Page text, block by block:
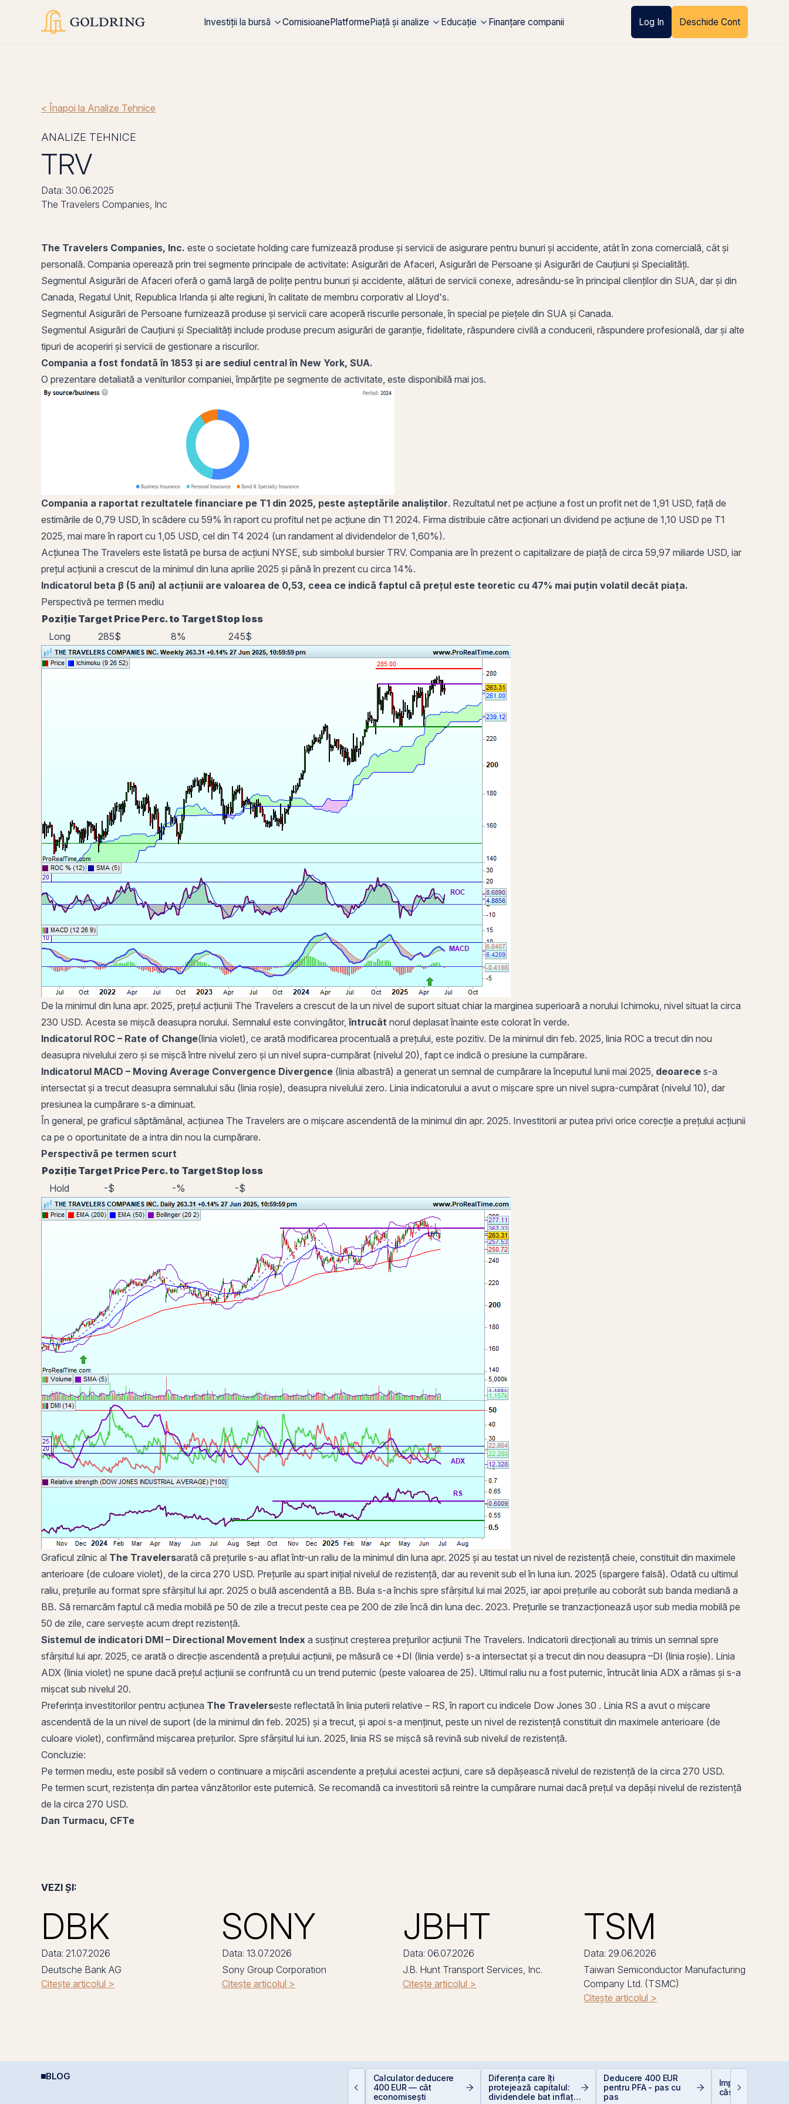
Investiții la bursă ComisioanePlatformePiață și analize Educație Finanțare companii Log In Deschide Cont
< Înapoi la Analize Tehnice
ANALIZE TEHNICE
TRV
Data: 30.06.2025
The Travelers Companies, Inc
The Travelers Companies, Inc. este o societate holding care furnizează produse și servicii de asigurare pentru bunuri și accidente, atât în zona comercială, cât și
personală. Compania operează prin trei segmente principale de activitate: Asigurări de Afaceri, Asigurări de Persoane și Asigurări de Cauțiuni și Specialități.
Segmentul Asigurări de Afaceri oferă o gamă largă de polițe pentru bunuri și accidente, alături de servicii conexe, adresându-se în principal clienților din SUA, dar și din
Canada, Regatul Unit, Republica Irlanda și alte regiuni, în calitate de membru corporativ al Lloyd's.
Segmentul Asigurări de Persoane furnizează produse și servicii care acoperă riscurile personale, în special pe piețele din SUA și Canada.
Segmentul Asigurări de Cauțiuni și Specialități include produse precum asigurări de garanție, fidelitate, răspundere civilă a conducerii, răspundere profesională, dar și alte
tipuri de acoperiri și servicii de gestionare a riscurilor.
Compania a fost fondată în 1853 și are sediul central în New York, SUA.
O prezentare detaliată a veniturilor companiei, împărțite pe segmente de activitate, este disponibilă mai jos.
Compania a raportat rezultatele financiare pe T1 din 2025, peste așteptările analiștilor. Rezultatul net pe acțiune a fost un profit net de 1,91 USD, față de
estimările de 0,79 USD, în scădere cu 59% în raport cu profitul net pe acțiune din T1 2024. Firma distribuie către acționari un dividend pe acțiune de 1,10 USD pe T1
2025, mai mare în raport cu 1,05 USD, cel din T4 2024 (un randament al dividendelor de 1,60%).
Acțiunea The Travelers este listată pe bursa de acțiuni NYSE, sub simbolul bursier TRV. Compania are în prezent o capitalizare de piață de circa 59,97 miliarde USD, iar
prețul acțiunii a crescut de la minimul din luna aprilie 2025 și până în prezent cu circa 14%.
Indicatorul beta β (5 ani) al acțiunii are valoarea de 0,53, ceea ce indică faptul că prețul este teoretic cu 47% mai puțin volatil decât piața.
Perspectivă pe termen mediu
Poziție Target Price Perc. to TargetStop loss
Long
285$ 8% 245$
De la minimul din luna apr. 2025, prețul acțiunii The Travelers a crescut de la un nivel de suport situat chiar la marginea superioară a norului Ichimoku, nivel situat la circa
230 USD. Acesta se mișcă deasupra norului. Semnalul este convingător,întrucât norul deplasat înainte este colorat în verde.
Indicatorul ROC – Rate of Change(linia violet), ce arată modificarea procentuală a prețului, este pozitiv. De la minimul din feb. 2025, linia ROC a trecut din nou
deasupra nivelului zero și se mișcă între nivelul zero și un nivel supra-cumpărat (nivelul 20), fapt ce indică o presiune la cumpărare.
Indicatorul MACD – Moving Average Convergence Divergence (linia albastră) a generat un semnal de cumpărare la începutul lunii mai 2025, deoarece s-a
intersectat și a trecut deasupra semnalului său (linia roșie), deasupra nivelului zero. Linia indicatorului a avut o mișcare spre un nivel supra-cumpărat (nivelul 10), dar
presiunea la cumpărare s-a diminuat.
În general, pe graficul săptămânal, acțiunea The Travelers are o mișcare ascendentă de la minimul din apr. 2025. Investitorii ar putea privi orice corecție a prețului acțiunii
ca pe o oportunitate de a intra din nou la cumpărare.
Perspectivă pe termen scurt
Poziție Target Price Perc. to TargetStop loss
Hold
-$ -% -$
Graficul zilnic al The Travelersarată că prețurile s-au aflat într-un raliu de la minimul din luna apr. 2025 și au testat un nivel de rezistență cheie, constituit din maximele
anterioare (de culoare violet), de la circa 270 USD. Prețurile au spart inițial nivelul de rezistență, dar au revenit sub elîn luna iun. 2025 (spargere falsă). Odată cu ultimul
raliu, prețurile au format spre sfârșitul lui apr. 2025 o bulă ascendentă a BB. Bula s-a închis spre sfârșitul lui mai 2025, iar apoi prețurile au coborât sub banda mediană a
BB. Să remarcăm faptul că media mobilă pe 50 de zile a trecut peste cea pe 200 de zile încă din luna dec. 2023. Prețurile se tranzacționează ușor sub media mobilă pe
50 de zile, care servește acum drept rezistență.
Sistemul de indicatori DMI – Directional Movement Index a susținut creșterea prețurilor acțiunii The Travelers. Indicatorii direcționali au trimis un semnal spre
sfârșitul lui apr. 2025, ce arată o direcție ascendentă a prețului acțiunii, pe măsură ce +DI (linia verde) s-a intersectat și a trecut din nou deasupra –DI (linia roșie). Linia
ADX (linia violet) ne spune dacă prețul acțiunii se confruntă cu un trend puternic (peste valoarea de 25). Ultimul raliu nu a fost puternic, întrucât linia ADX a rămas și s-a
mișcat sub nivelul 20.
Preferința investitorilor pentru acțiunea The Travelerseste reflectată în linia puterii relative – RS, în raport cu indicele Dow Jones 30 . Linia RS a avut o mișcare
ascendentă de la un nivel de suport (de la minimul din feb. 2025) și a trecut, și apoi s-a menținut, peste un nivel de rezistență constituit din maximele anterioare (de
culoare violet), confirmând mișcarea prețurilor. Spre sfârșitul lui iun. 2025, linia RS se mișcă să revină sub nivelul de rezistență.
Concluzie:
Pe termen mediu, este posibil să vedem o continuare a mișcării ascendente a prețului acestei acțiuni, care să depășească nivelul de rezistență de la circa 270 USD.
Pe termen scurt, rezistența din partea vânzătorilor este puternică. Se recomandă ca investitorii să reintre la cumpărare numai dacă prețul va depăși nivelul de rezistență
de la circa 270 USD.
Dan Turmacu, CFTe
VEZI ȘI:
DBK
Data: 21.07.2026
Deutsche Bank AG
Citește articolul >
SONY
Data: 13.07.2026
Sony Group Corporation
Citește articolul >
JBHT
Data: 06.07.2026
J.B. Hunt Transport Services, Inc.
Citește articolul >
TSM
Data: 29.06.2026
Taiwan Semiconductor Manufacturing
Company Ltd. (TSMC)
Citește articolul >
BLOG
Șocurile petroliere:
Calculator deducere
400 EUR — cât
economisești
Diferența care îți
protejează capitalul:
dividendele bat inflația
Deducere 400 EUR
pentru PFA - pas cu
pas
Impozitarea
câștigurilor la